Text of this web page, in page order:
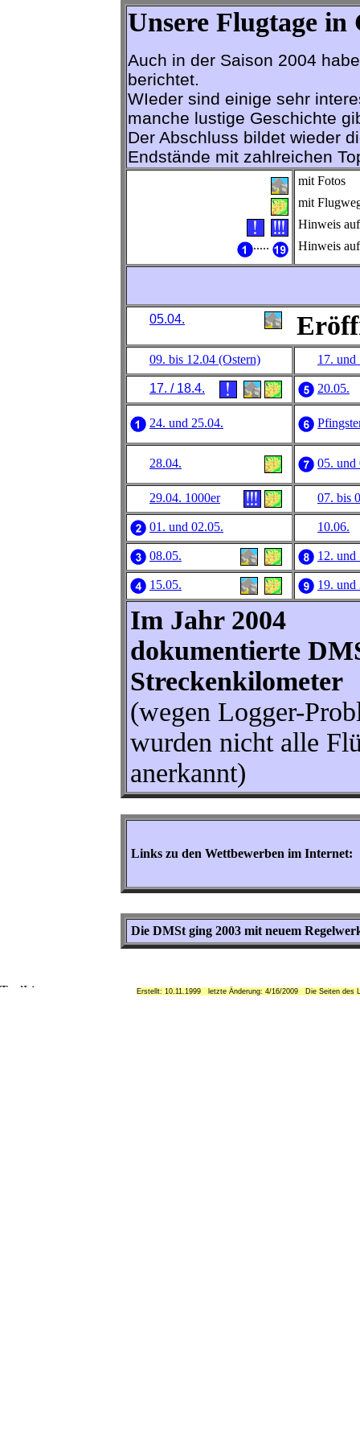
Unsere Flugtage in
Auch in der Saison 2004
berichtet.
WIeder sind einige sehr
manche lustige Geschichte
Der Abschluss bildet wieder
Endstände mit zahlreichen
.....
mit Fotos
mit
Hinweis
Hinweis
05.04.
09. bis 12.04 (Ostern) 17. und
17. / 18.4. 20.05.
24. und 25.04.
28.04. 05. und
29.04. 1000er 07. bis
01. und 02.05. 10.06.
08.05. 12. und
15.05. 19. und
Im Jahr 2004
dokumentierte
Streckenkilometer
(wegen Logger-
wurden nicht alle
anerkannt)
Links zu den Wettbewerben im Internet:
Die DMSt ging 2003 mit neuem
Erstellt: 10.11.1999 letzte Änderung: 4/16/2009 Die Seiten des